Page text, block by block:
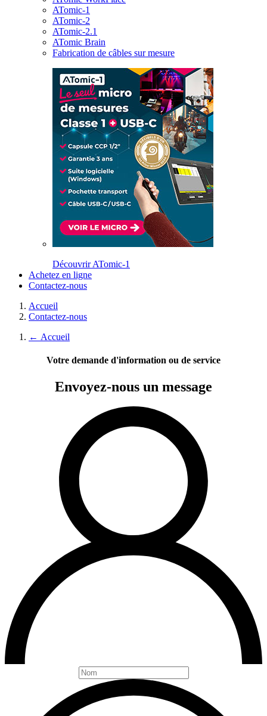
ATomic-1
ATomic-2
ATomic-2.1
ATomic Brain
Fabrication de câbles sur mesure
Découvrir ATomic-1
Achetez en ligne
Contactez-nous
Accueil
Contactez-nous
← Accueil
Votre demande d'information ou de service
Envoyez-nous un message